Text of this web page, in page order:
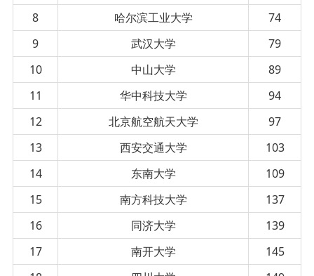
8
哈尔滨工业大学
74
9
武汉大学
79
10
中山大学
89
11
华中科技大学
94
12
北京航空航天大学
97
13
西安交通大学
103
14
东南大学
109
15
南方科技大学
137
16
同济大学
139
17
南开大学
145